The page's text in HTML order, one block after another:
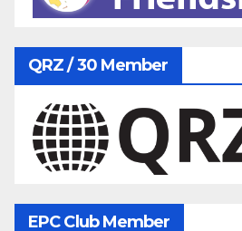
QRZ / 30 Member
EPC Club Member